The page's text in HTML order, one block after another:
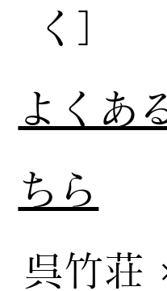
く］
呉竹荘
よくあ
ちら